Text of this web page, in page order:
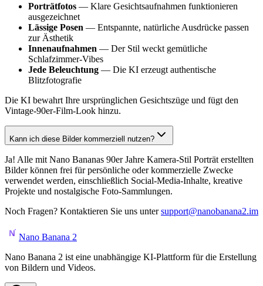
Porträtfotos — Klare Gesichtsaufnahmen funktionieren
ausgezeichnet
Lässige Posen — Entspannte, natürliche Ausdrücke passen
zur Ästhetik
Innenaufnahmen — Der Stil weckt gemütliche
Schlafzimmer-Vibes
Jede Beleuchtung — Die KI erzeugt authentische
Blitzfotografie
Die KI bewahrt Ihre ursprünglichen Gesichtszüge und fügt den
Vintage-90er-Film-Look hinzu.
Kann ich diese Bilder kommerziell nutzen?
Ja! Alle mit Nano Bananas 90er Jahre Kamera-Stil Porträt erstellten
Bilder können frei für persönliche oder kommerzielle Zwecke
verwendet werden, einschließlich Social-Media-Inhalte, kreative
Projekte und nostalgische Foto-Sammlungen.
Noch Fragen? Kontaktieren Sie uns untersupport@nanobanana2.im
Nano Banana 2
Nano Banana 2 ist eine unabhängige KI-Plattform für die Erstellung
von Bildern und Videos.